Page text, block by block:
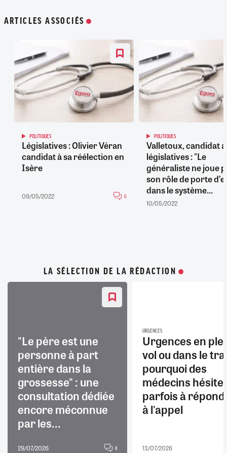
ARTICLES ASSOCIÉS
POLITIQUES
Législatives : Olivier Véran
candidat à sa réélection en
Isère
09/05/2022 0
POLITIQUES
Valletoux, candidat
législatives : "Le
généraliste ne joue
son rôle de porte
dans le système...
10/05/2022
LA SÉLECTION DE LA RÉDACTION
"Le père est une
personne à part
entière dans la
grossesse" : une
consultation dédiée
encore méconnue
par les...
29/07/2026 8
URGENCES
Urgences en
vol ou dans le
pourquoi des
médecins
parfois à
à l'appel
13/07/2026